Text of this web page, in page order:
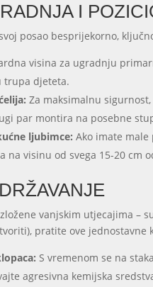
I
posao besprijekorno,
visina za ugradnju
trupa djeteta.
Za maksimalnu
par montira na posebne
ljubimce: Ako imate
na visinu od svega 15-20 cm
vanjskim utjecajima –
pratite ove jednostavne
S vremenom se na
agresivna kemijska